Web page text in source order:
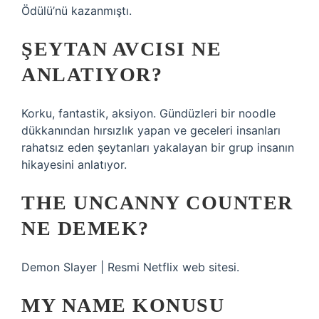
Ödülü’nü kazanmıştı.
ŞEYTAN AVCISI NE
ANLATIYOR?
Korku, fantastik, aksiyon. Gündüzleri bir noodle
dükkanından hırsızlık yapan ve geceleri insanları
rahatsız eden şeytanları yakalayan bir grup insanın
hikayesini anlatıyor.
THE UNCANNY COUNTER
NE DEMEK?
Demon Slayer | Resmi Netflix web sitesi.
MY NAME KONUSU